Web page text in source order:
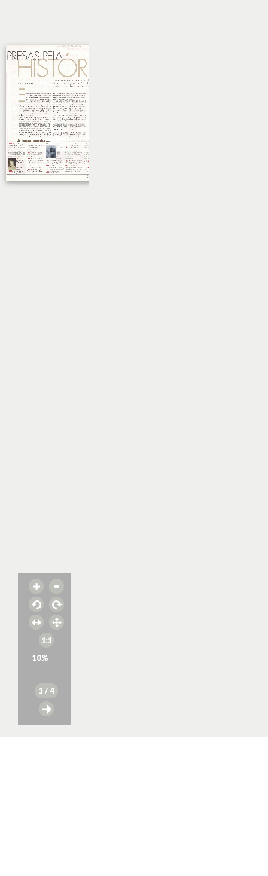
10%
1 / 4